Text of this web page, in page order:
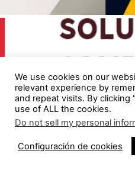
We use cookies on our
relevant experience by
and repeat visits. By clicking
use of ALL the cookies.
Do not sell my personal
Configuración de cookies